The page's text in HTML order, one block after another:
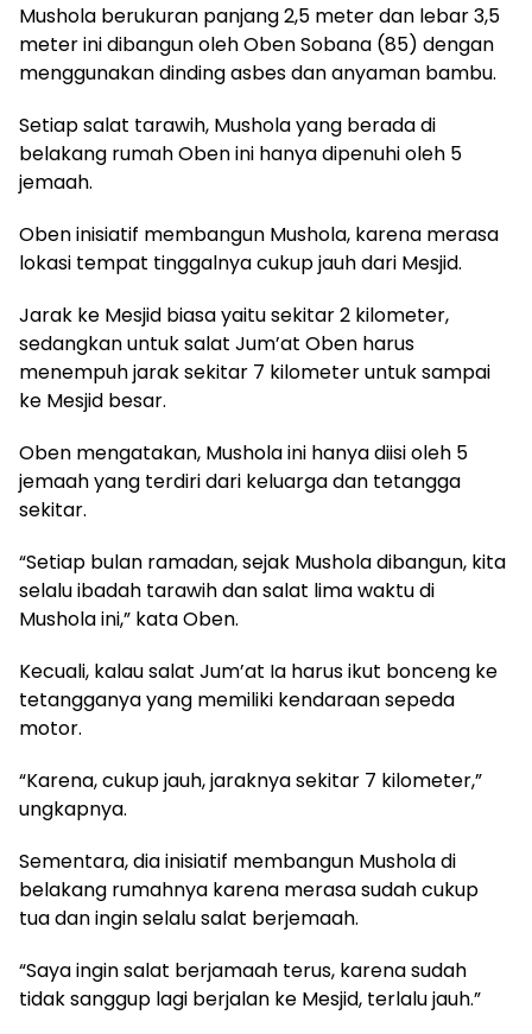
Mushola berukuran panjang 2,5 meter dan lebar 3,5
meter ini dibangun oleh Oben Sobana (85) dengan
menggunakan dinding asbes dan anyaman bambu.
Setiap salat tarawih, Mushola yang berada di
belakang rumah Oben ini hanya dipenuhi oleh 5
jemaah.
Oben inisiatif membangun Mushola, karena merasa
lokasi tempat tinggalnya cukup jauh dari Mesjid.
Jarak ke Mesjid biasa yaitu sekitar 2 kilometer,
sedangkan untuk salat Jum’at Oben harus
menempuh jarak sekitar 7 kilometer untuk sampai
ke Mesjid besar.
Oben mengatakan, Mushola ini hanya diisi oleh 5
jemaah yang terdiri dari keluarga dan tetangga
sekitar.
“Setiap bulan ramadan, sejak Mushola dibangun, kita
selalu ibadah tarawih dan salat lima waktu di
Mushola ini,” kata Oben.
Kecuali, kalau salat Jum’at Ia harus ikut bonceng ke
tetangganya yang memiliki kendaraan sepeda
motor.
“Karena, cukup jauh, jaraknya sekitar 7 kilometer,”
ungkapnya.
Sementara, dia inisiatif membangun Mushola di
belakang rumahnya karena merasa sudah cukup
tua dan ingin selalu salat berjemaah.
“Saya ingin salat berjamaah terus, karena sudah
tidak sanggup lagi berjalan ke Mesjid, terlalu jauh.”